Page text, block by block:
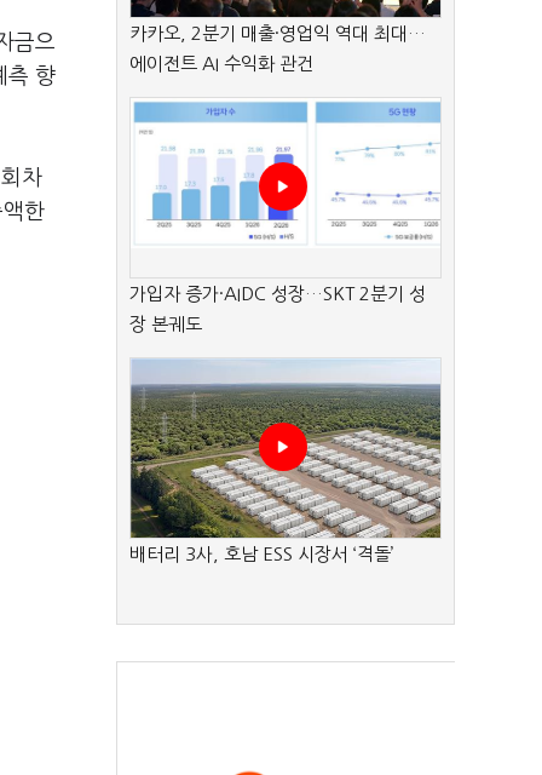
금으
측 향
차
한
카카오, 2분기 매출·영업익 역대 최대…
에이전트 AI 수익화 관건
가입자 증가·AIDC 성장…SKT 2분기 성
장 본궤도
배터리 3사, 호남 ESS 시장서 ‘격돌’